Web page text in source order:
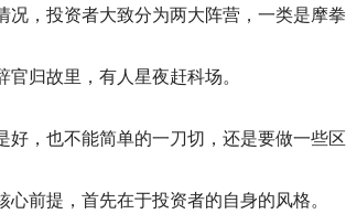
况，投资者大致分为两大阵营，一类是摩
官归故里，有人星夜赶科场。
好，也不能简单的一刀切，还是要做一些区
心前提，首先在于投资者的自身的风格。